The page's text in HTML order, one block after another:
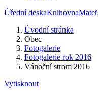
Úřední deskaKnihovna
Úvodní stránka
Obec
Fotogalerie
Fotogalerie rok 2016
Vánoční strom 2016
Vytisknout